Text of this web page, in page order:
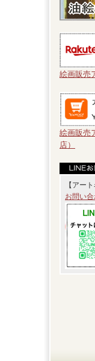
絵画販売
絵画販売
店）
【アー
お問い